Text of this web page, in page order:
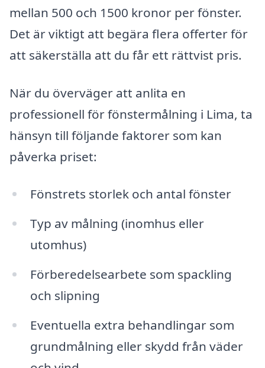
mellan 500 och 1500 kronor per fönster.
Det är viktigt att begära flera offerter för
att säkerställa att du får ett rättvist pris.
När du överväger att anlita en
professionell för fönstermålning i Lima, ta
hänsyn till följande faktorer som kan
påverka priset:
Fönstrets storlek och antal fönster
Typ av målning (inomhus eller
utomhus)
Förberedelsearbete som spackling
och slipning
Eventuella extra behandlingar som
grundmålning eller skydd från väder